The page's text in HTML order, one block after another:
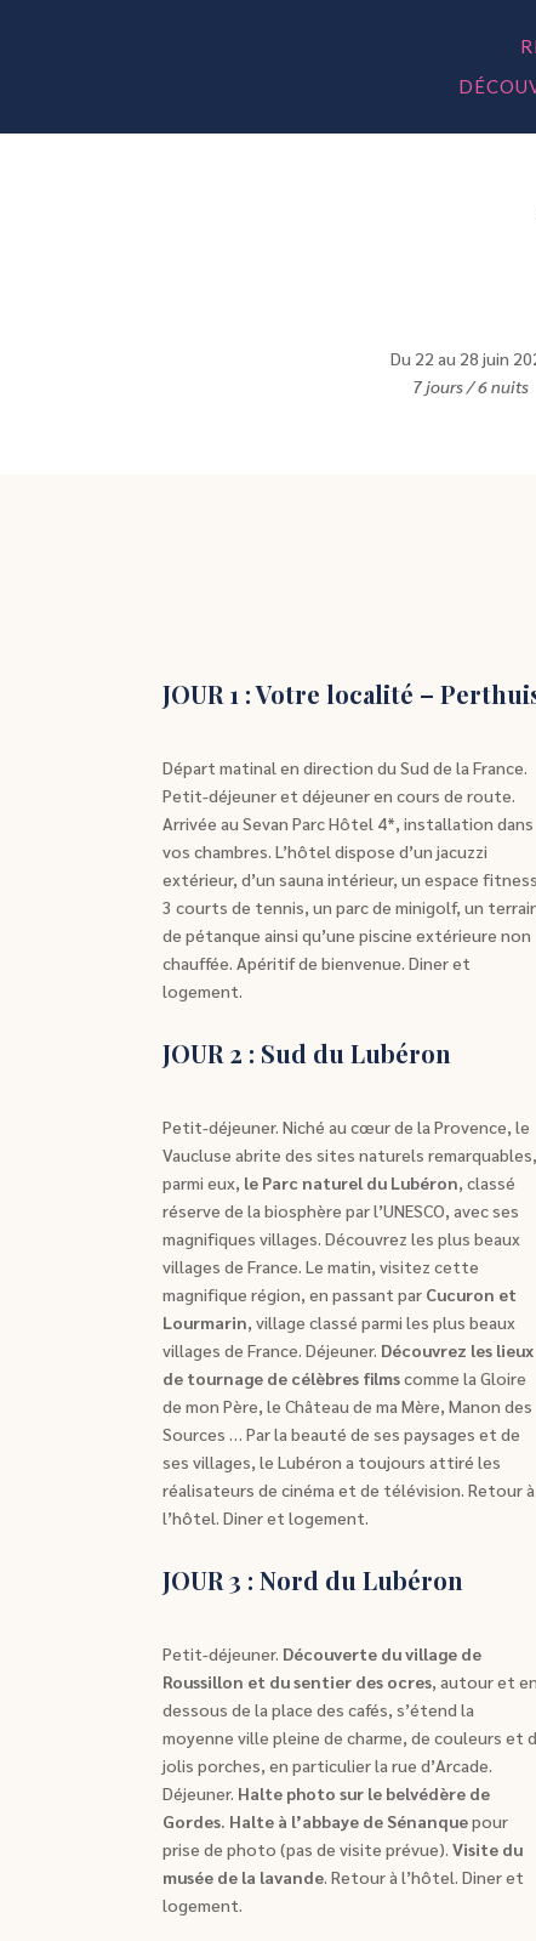
Du 22 au 28 juin
7 jours / 6 nuits
JOUR 1 : Votre localité –
Départ matinal en direction du Sud de la France.
Petit-déjeuner et déjeuner en cours de route.
Arrivée au Sevan Parc Hôtel 4*, installation dans
vos chambres. L’hôtel dispose d’un jacuzzi
extérieur, d’un sauna intérieur, un espace
3 courts de tennis, un parc de minigolf, un
de pétanque ainsi qu’une piscine extérieure non
chauffée. Apéritif de bienvenue. Diner et
logement.
JOUR 2 : Sud du Lubéron
Petit-déjeuner. Niché au cœur de la Provence, le
Vaucluse abrite des sites naturels remarquables,
parmi eux, le Parc naturel du Lubéron, classé
réserve de la biosphère par l’UNESCO, avec ses
magnifiques villages. Découvrez les plus beaux
villages de France. Le matin, visitez cette
magnifique région, en passant par Cucuron et
Lourmarin, village classé parmi les plus beaux
villages de France. Déjeuner. Découvrez les lieux
de tournage de célèbres filmscomme la Gloire
de mon Père, le Château de ma Mère, Manon des
Sources … Par la beauté de ses paysages et de
ses villages, le Lubéron a toujours attiré les
réalisateurs de cinéma et de télévision. Retour à
l’hôtel. Diner et logement.
JOUR 3 : Nord du Lubéron
Petit-déjeuner. Découverte du village de
Roussillon et du sentier des ocres, autour et en
dessous de la place des cafés, s’étend la
moyenne ville pleine de charme, de couleurs et
jolis porches, en particulier la rue d’Arcade.
Déjeuner. Halte photo sur le belvédère de
Gordes. Halte à l’abbaye de Sénanquepour
prise de photo (pas de visite prévue).Visite du
musée de la lavande. Retour à l’hôtel. Diner et
logement.